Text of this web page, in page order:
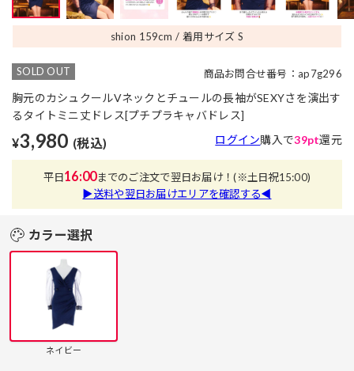
shion 159cm 着用サイズ S
SOLD OUT 商品お問合せ番号：ap7g296
胸元のカシュクールVネックとチュールの長袖がSEXYさを演出す
るタイトミニ丈ドレス[プチプラキャバドレス]
¥3,980 (税込) ログイン購入で39pt還元
平日16:00までのご注文で翌日お届け！(※土日祝15:00)
▶送料や翌日お届けエリアを確認する◀
カラー選択
ネイビー